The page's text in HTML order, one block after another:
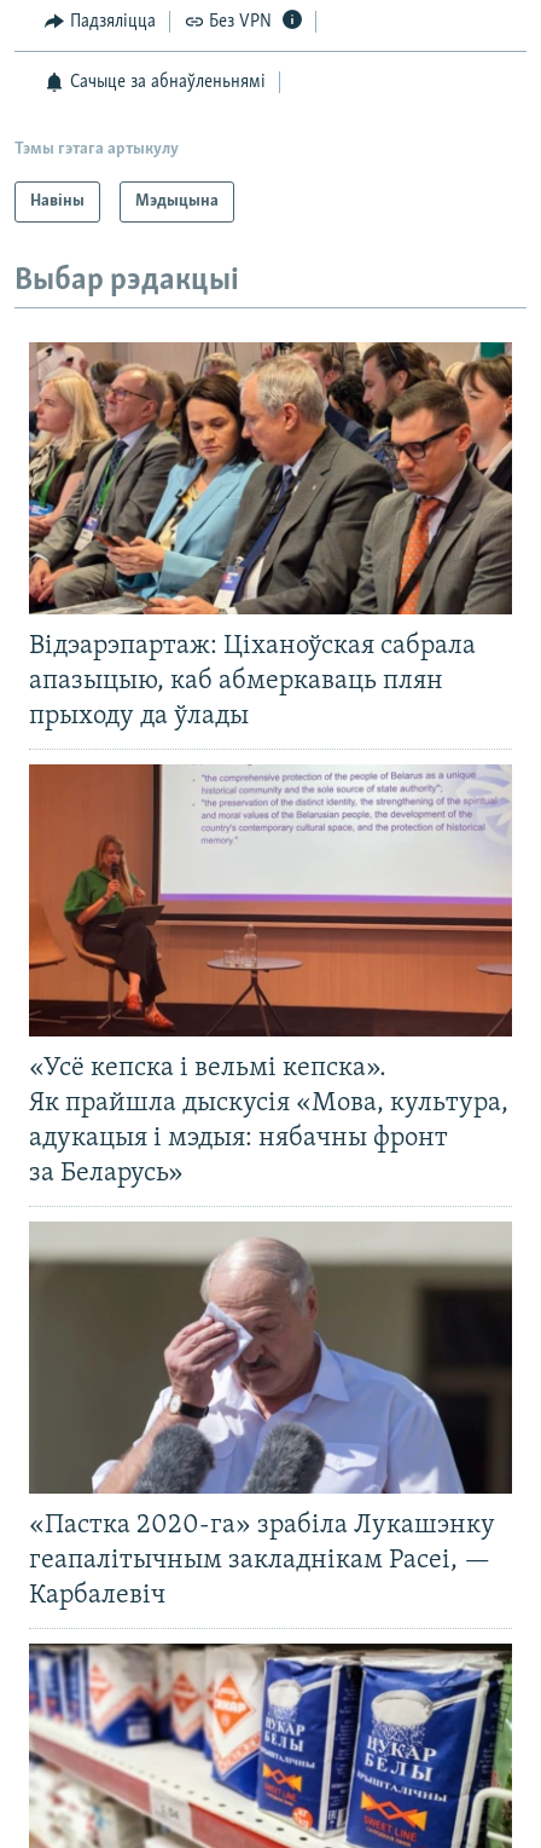
Падзяліцца Без VPN
Сачыце за абнаўленьнямі
Тэмы гэтага артыкулу
Навіны Мэдыцына
Выбар рэдакцыі
Відэарэпартаж: Ціханоўская сабрала
апазыцыю, каб абмеркаваць плян
прыходу да ўлады
«Усё кепска і вельмі кепска».
Як прайшла дыскусія «Мова, культура,
адукацыя і мэдыя: нябачны фронт
за Беларусь»
«Пастка 2020-га» зрабіла Лукашэнку
геапалітычным закладнікам Расеі, —
Карбалевіч